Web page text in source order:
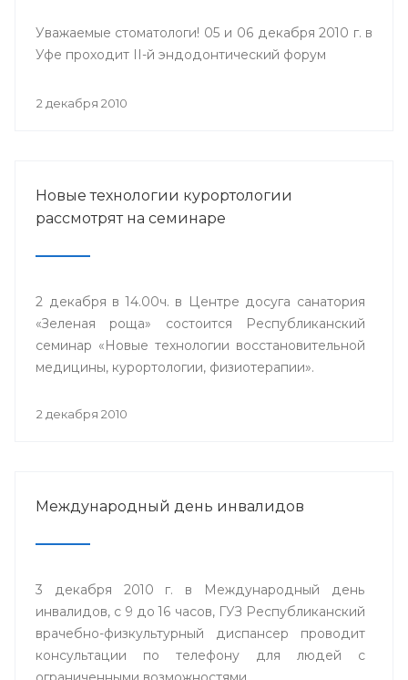
Уважаемые стоматологи! 05 и 06 декабря 2010 г. в
Уфе проходит II-й эндодонтический форум
2 декабря 2010
Новые технологии курортологии
рассмотрят на семинаре
2 декабря в 14.00ч. в Центре досуга санатория
«Зеленая роща» состоится Республиканский
семинар «Новые технологии восстановительной
медицины, курортологии, физиотерапии».
2 декабря 2010
Международный день инвалидов
3 декабря 2010 г. в Международный день
инвалидов, с 9 до 16 часов, ГУЗ Республиканский
врачебно-физкультурный диспансер проводит
консультации по телефону для людей с